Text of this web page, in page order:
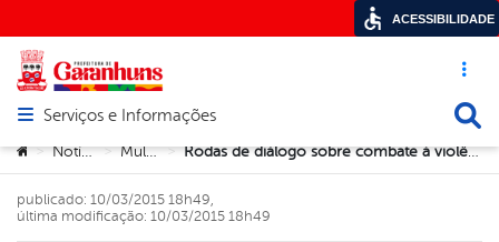
Acesso
Abrir menu principal de navegação
Serviços e Informações
Você está aqui:
> Notícias > Mulher > Rodas de diálogo sobre combate à violência contra a mulher são intensificadas em Garanhuns
publicado: 10/03/2015 18h49,
última modificação: 10/03/2015 18h49
ACESSIBILIDADE